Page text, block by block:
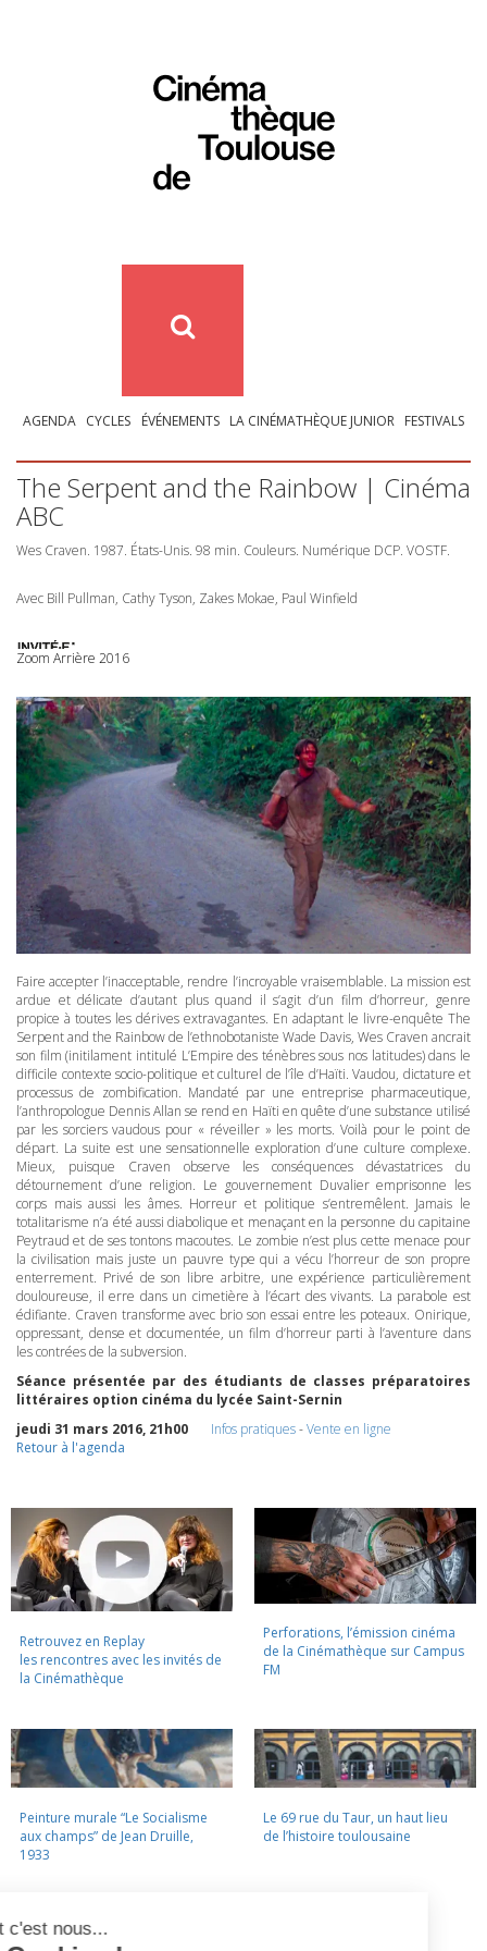
AGENDA CYCLES ÉVÉNEMENTS LA CINÉMATHÈQUE JUNIOR FESTIVALS
The Serpent and the Rainbow | Cinéma
ABC
Wes Craven. 1987. États-Unis. 98 min. Couleurs. Numérique DCP. VOSTF.
Avec Bill Pullman, Cathy Tyson, Zakes Mokae, Paul Winfield
Zoom Arrière 2016
Faire accepter l’inacceptable, rendre l’incroyable vraisemblable. La mission est
ardue et délicate d’autant plus quand il s’agit d’un film d’horreur, genre
propice à toutes les dérives extravagantes. En adaptant le livre-enquête The
Serpent and the Rainbow de l’ethnobotaniste Wade Davis, Wes Craven ancrait
son film (initilament intitulé L’Empire des ténèbres sous nos latitudes) dans le
difficile contexte socio-politique et culturel de l’île d’Haïti. Vaudou, dictature et
processus de zombification. Mandaté par une entreprise pharmaceutique,
l’anthropologue Dennis Allan se rend en Haïti en quête d’une substance utilisé
par les sorciers vaudous pour « réveiller » les morts. Voilà pour le point de
départ. La suite est une sensationnelle exploration d’une culture complexe.
Mieux, puisque Craven observe les conséquences dévastatrices du
détournement d’une religion. Le gouvernement Duvalier emprisonne les
corps mais aussi les âmes. Horreur et politique s’entremêlent. Jamais le
totalitarisme n’a été aussi diabolique et menaçant en la personne du capitaine
Peytraud et de ses tontons macoutes. Le zombie n’est plus cette menace pour
la civilisation mais juste un pauvre type qui a vécu l’horreur de son propre
enterrement. Privé de son libre arbitre, une expérience particulièrement
douloureuse, il erre dans un cimetière à l’écart des vivants. La parabole est
édifiante. Craven transforme avec brio son essai entre les poteaux. Onirique,
oppressant, dense et documentée, un film d’horreur parti à l’aventure dans
les contrées de la subversion.
Séance présentée par des étudiants de classes préparatoires
littéraires option cinéma du lycée Saint-Sernin
jeudi 31 mars 2016, 21h00
Infos pratiques-Vente en ligne
Retour à l'agenda
Retrouvez en Replay
les rencontres avec les invités de
la Cinémathèque
Perforations, l’émission cinéma
de la Cinémathèque sur Campus
FM
Peinture murale “Le Socialisme
aux champs” de Jean Druille,
1933
Le 69 rue du Taur, un haut lieu
de l’histoire toulousaine